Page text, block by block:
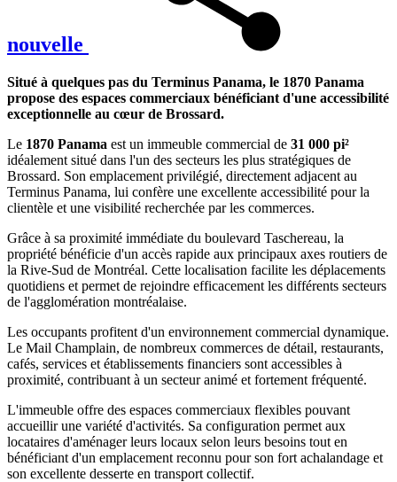
nouvelle
Situé à quelques pas du Terminus Panama, le 1870 Panama
propose des espaces commerciaux bénéficiant d'une accessibilité
exceptionnelle au cœur de Brossard.
Le 1870 Panama est un immeuble commercial de 31 000 pi²
idéalement situé dans l'un des secteurs les plus stratégiques de
Brossard. Son emplacement privilégié, directement adjacent au
Terminus Panama, lui confère une excellente accessibilité pour la
clientèle et une visibilité recherchée par les commerces.
Grâce à sa proximité immédiate du boulevard Taschereau, la
propriété bénéficie d'un accès rapide aux principaux axes routiers de
la Rive-Sud de Montréal. Cette localisation facilite les déplacements
quotidiens et permet de rejoindre efficacement les différents secteurs
de l'agglomération montréalaise.
Les occupants profitent d'un environnement commercial dynamique.
Le Mail Champlain, de nombreux commerces de détail, restaurants,
cafés, services et établissements financiers sont accessibles à
proximité, contribuant à un secteur animé et fortement fréquenté.
L'immeuble offre des espaces commerciaux flexibles pouvant
accueillir une variété d'activités. Sa configuration permet aux
locataires d'aménager leurs locaux selon leurs besoins tout en
bénéficiant d'un emplacement reconnu pour son fort achalandage et
son excellente desserte en transport collectif.